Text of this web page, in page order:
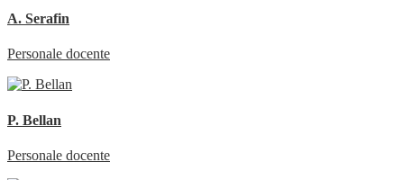
A. Serafin
Personale docente
P. Bellan
Personale docente